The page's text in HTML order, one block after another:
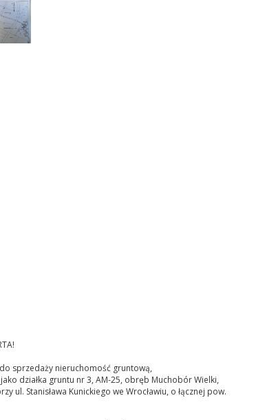
sprzedaży nieruchomość gruntową,
działka gruntu nr 3, AM-25, obręb Muchobór Wielki,
ul. Stanisława Kunickiego we Wrocławiu, o łącznej pow.